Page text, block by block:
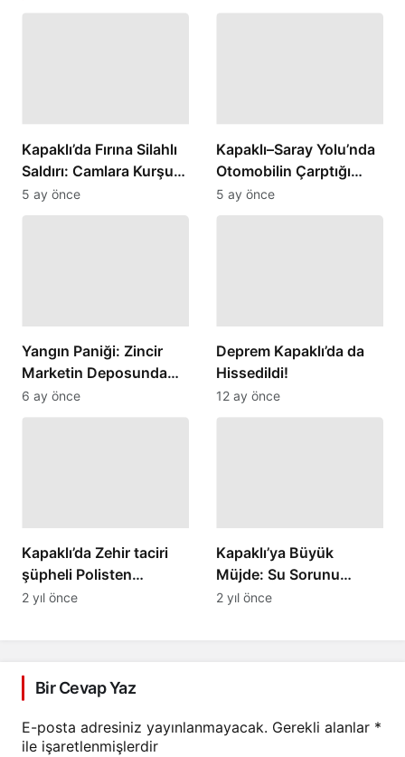
Kapaklı’da Fırına Silahlı
Saldırı: Camlara Kurşun
İsabet Etti
5 ay önce
Kapaklı–Saray Yolu’nda
Otomobilin Çarptığı
Kadın Yaralandı
5 ay önce
Yangın Paniği: Zincir
Marketin Deposunda
Korku Dolu Anlar
Yaşandı
6 ay önce
Deprem Kapaklı’da da
Hissedildi!
12 ay önce
Kapaklı’da Zehir taciri
şüpheli Polisten
kaçamadı
2 yıl önce
Kapaklı’ya Büyük
Müjde: Su Sorunu
Çözüme Kavuşuyor!
2 yıl önce
Bir Cevap Yaz
E-posta adresiniz yayınlanmayacak. Gerekli alanlar *
ile işaretlenmişlerdir